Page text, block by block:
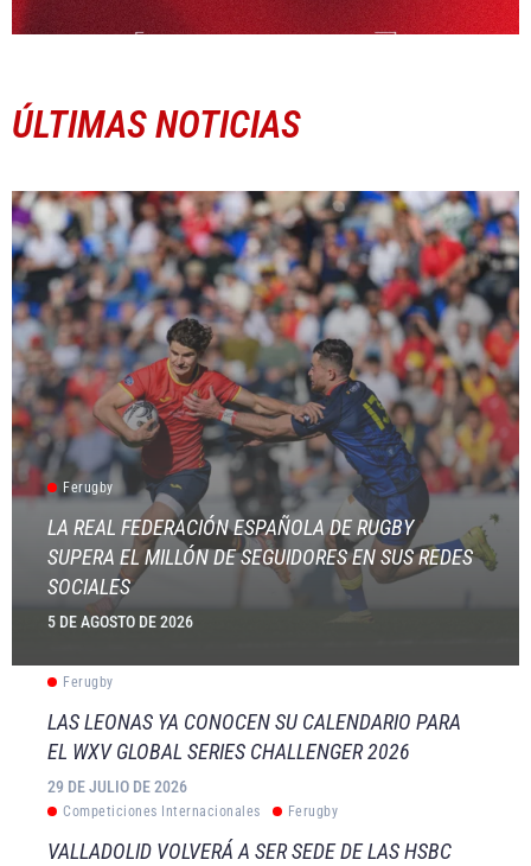
ÚLTIMAS NOTICIAS
Ferugby
LA REAL FEDERACIÓN ESPAÑOLA DE RUGBY
SUPERA EL MILLÓN DE SEGUIDORES EN SUS REDES
SOCIALES
5 DE AGOSTO DE 2026
Ferugby
LAS LEONAS YA CONOCEN SU CALENDARIO PARA
EL WXV GLOBAL SERIES CHALLENGER 2026
29 DE JULIO DE 2026
Competiciones Internacionales Ferugby
VALLADOLID VOLVERÁ A SER SEDE DE LAS HSBC